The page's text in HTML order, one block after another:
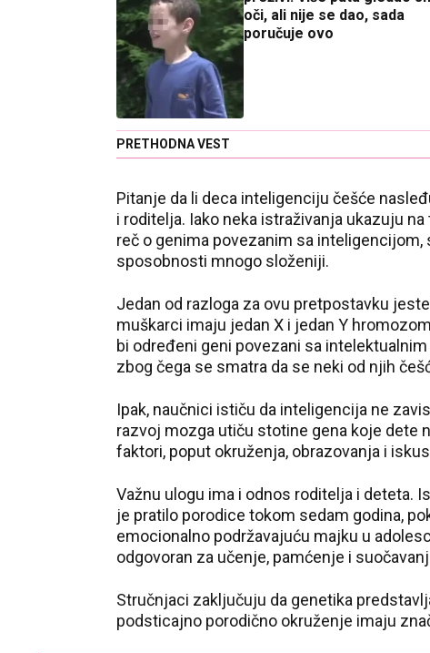
oči, ali nije se dao, sada
poručuje ovo
PRETHODNA VEST
Pitanje da li deca inteligenciju češće
i roditelja. Iako neka istraživanja ukazuju
reč o genima povezanim sa
sposobnosti mnogo složeniji.
Jedan od razloga za ovu pretpostavku
muškarci imaju jedan X i jedan Y
bi određeni geni povezani sa
zbog čega se smatra da se neki od njih
Ipak, naučnici ističu da inteligencija ne
razvoj mozga utiču stotine gena koje dete
faktori, poput okruženja, obrazovanja i
Važnu ulogu ima i odnos roditelja i deteta.
je pratilo porodice tokom sedam godina,
emocionalno podržavajuću majku u
odgovoran za učenje, pamćenje i
Stručnjaci zaključuju da genetika
podsticajno porodično okruženje imaju